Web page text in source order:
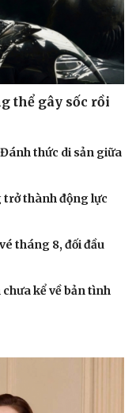
đêm khuya
cho bé
tâm hồn
thể gây sốc rồi
Đánh thức di sản giữa
trở thành động lực
tháng 8, đối đầu
kể về bản tình